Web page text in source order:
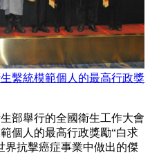
繫統模範個人的最高行政獎
部舉行的全國衛生工作大會
個人的最高行政獎勵“白求
界抗擊癌症事業中做出的傑